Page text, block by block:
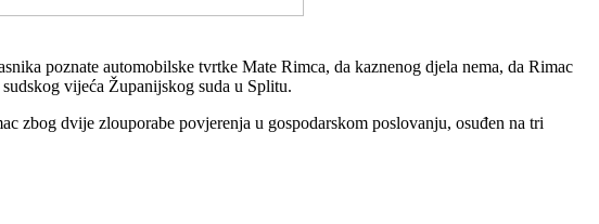
poznate automobilske tvrtke Mate Rimca, da kaznenog djela nema, da Rimac
vijeća Županijskog suda u Splitu.
zbog dvije zlouporabe povjerenja u gospodarskom poslovanju, osuđen na tri